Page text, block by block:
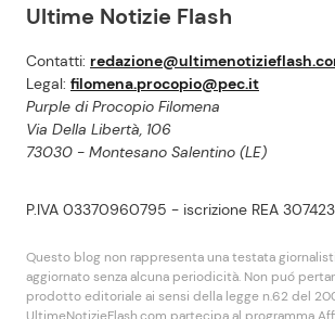
Ultime Notizie Flash
Contatti:
Legal: filomena.procopio@pec.it
Purple di Procopio Filomena
Via Della Libertà, 106
73030 - Montesano Salentino (LE)
P.IVA 03370960795 - iscrizione REA 307423
Questo blog non rappresenta una testata
aggiornato senza alcuna periodicità. Non puó
prodotto editoriale ai sensi della legge n.62 del